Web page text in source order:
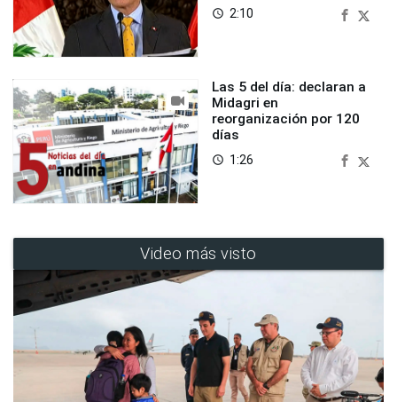
access_time 2:10
Las 5 del día: declaran a
Midagri en
reorganización por 120
días
access_time 1:26
Video más visto